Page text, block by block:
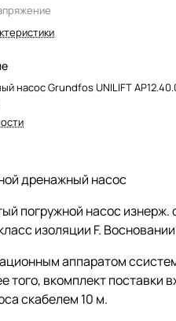
насос Grundfos UNILIFT
дренажный насос
погружной насос
изоляции F.
аппаратом
того, вкомплект
скабелем 10 м.